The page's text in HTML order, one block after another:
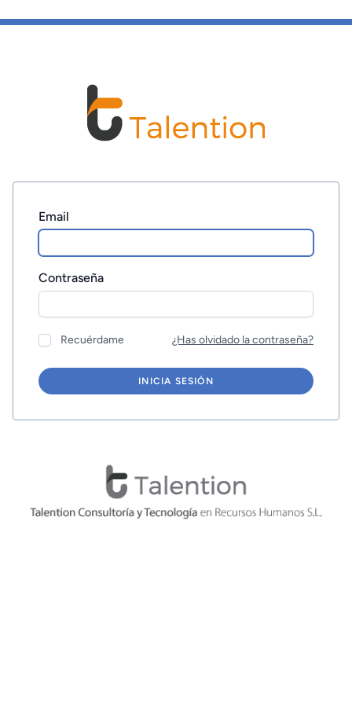
Email
Contraseña
Recuérdame ¿Has olvidado la contraseña?
INICIA SESIÓN